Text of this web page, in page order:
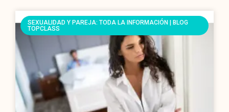
SEXUALIDAD Y PAREJA: TODA LA INFORMACIÓN | BLOG
TOPCLASS